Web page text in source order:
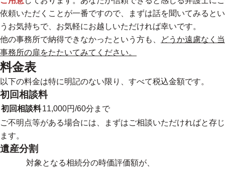
依頼いただくことが一番ですので、まずは話を聞いてみるとい
うお気持ちで、お気軽にお越しいただければ幸いです。
他の事務所で納得できなかったという方も、
どうか遠慮なく当
事務所の扉をたたいてみてください。
料金表
以下の料金は特に明記のない限り、すべて税込金額です。
初回相談料
初回相談料11,000円/60分まで
ご不明点等がある場合には、まずはご相談いただければと存じ
ます。
遺産分割
対象となる相続分の時価評価額が、